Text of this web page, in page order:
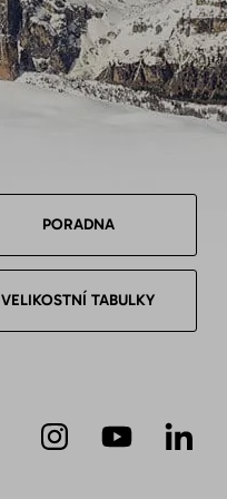
PORADNA
VELIKOSTNÍ TABULKY